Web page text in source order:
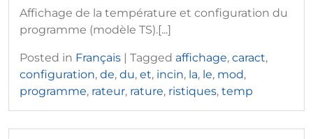
Affichage de la température et configuration du
programme (modèle TS).[...]
Posted in Français | Tagged affichage, caract,
configuration, de, du, et, incin, la, le, mod,
programme, rateur, rature, ristiques, temp